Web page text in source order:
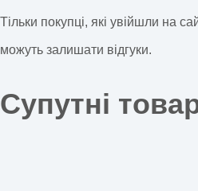
Тільки покупці, які увійшли на
можуть залишати відгуки.
Супутні